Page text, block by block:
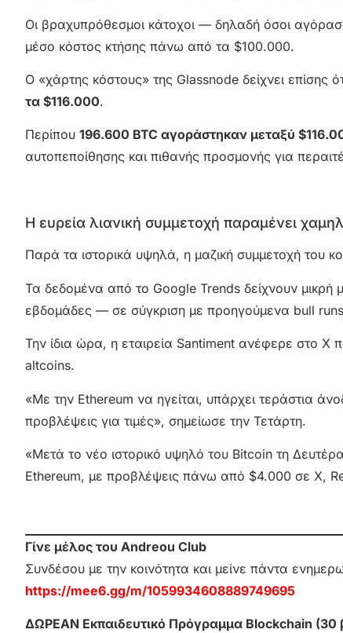
Οι βραχυπρόθεσμοι κάτοχοι — δηλαδή όσοι
μέσο κόστος κτήσης πάνω από τα $100.000.
Ο «χάρτης κόστους» της Glassnode δείχνει επίσης
τα $116.000.
Περίπου 196.600 BTC αγοράστηκαν μεταξύ
αυτοπεποίθησης και πιθανής προσμονής για
Η ευρεία λιανική συμμετοχή παραμένει
Παρά τα ιστορικά υψηλά, η μαζική συμμετοχή του
Τα δεδομένα από το Google Trends δείχνουν μικρή
εβδομάδες — σε σύγκριση με προηγούμενα bull
Την ίδια ώρα, η εταιρεία Santiment ανέφερε στο X
altcoins.
«Με την Ethereum να ηγείται, υπάρχει τεράστια
προβλέψεις για τιμές», σημείωσε την Τετάρτη.
«Μετά το νέο ιστορικό υψηλό του Bitcoin τη
Ethereum, με προβλέψεις πάνω από $4.000 σε X,
Γίνε μέλος του Andreou Club
Συνδέσου με την κοινότητα και μείνε πάντα
https://mee6.gg/m/1059934608889749695
ΔΩΡΕΑΝ Εκπαιδευτικό Πρόγραμμα Blockchain (30